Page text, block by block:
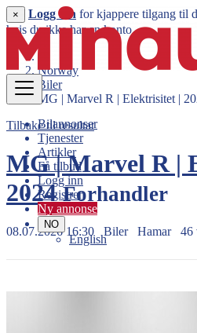
Bilannonser
Tjenester
Artikler
Få tilbud
Logg inn
Registrer
Ny annonse
NO
English
× Logg inn for kjappere tilgang til
hvis du ikke har en konto.
Norway
Biler
MG | Marvel R | Elektrisitet |
Tilbake til resultat
MG | Marvel R |
2024Forhandler
08.07.2026 16:30 Biler Hamar 46